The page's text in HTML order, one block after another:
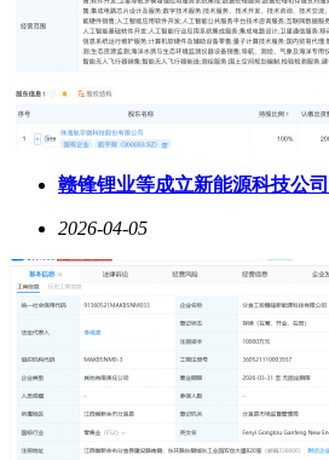
赣锋锂业等成立新能源科技公
2026-04-05